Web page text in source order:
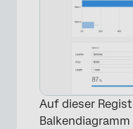
Auf dieser